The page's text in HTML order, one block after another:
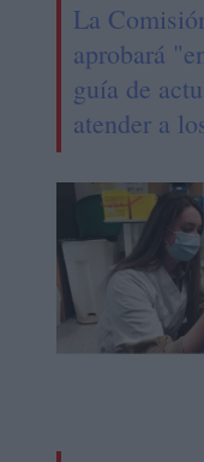
La
aprobará
guía de
atender a